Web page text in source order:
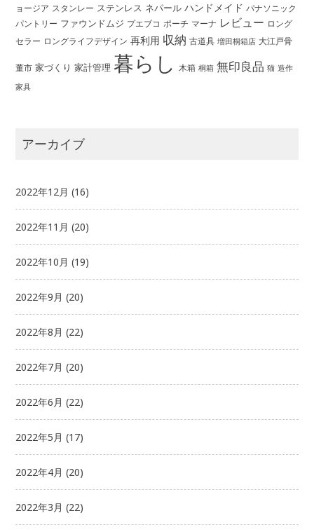
ョージア スタンレー ステンレス ネパール ハンドメイド パナソニック
パントリー ファウンドムジ プエブコ ポーチ マーナ レビュー ロング
セラー ロングライフデザイン 再利用 収納 古道具 増田桐箱店 大江戸骨
董市 家づくり 家計管理 暮らし 木箱 桐箱 無印良品 猫 造作
家具
アーカイブ
2022年12月 (16)
2022年11月 (20)
2022年10月 (19)
2022年9月 (20)
2022年8月 (22)
2022年7月 (20)
2022年6月 (22)
2022年5月 (17)
2022年4月 (20)
2022年3月 (22)